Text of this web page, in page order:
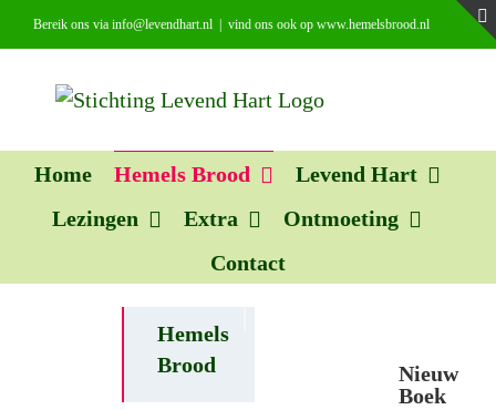
naar
Bereik ons via info@levendhart.nl vind ons ook op www.hemelsbrood.nl
Home Hemels Brood
Levend Hart
Lezingen
Extra
Ontmoeting
Contact
Hemels
Brood
Nieuw
Boek